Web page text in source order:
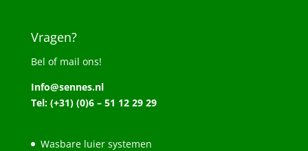
Vragen?
Bel of mail ons!
Info@sennes.nl
Tel: (+31) (0)6 – 51 12 29 29
Wasbare luier systemen